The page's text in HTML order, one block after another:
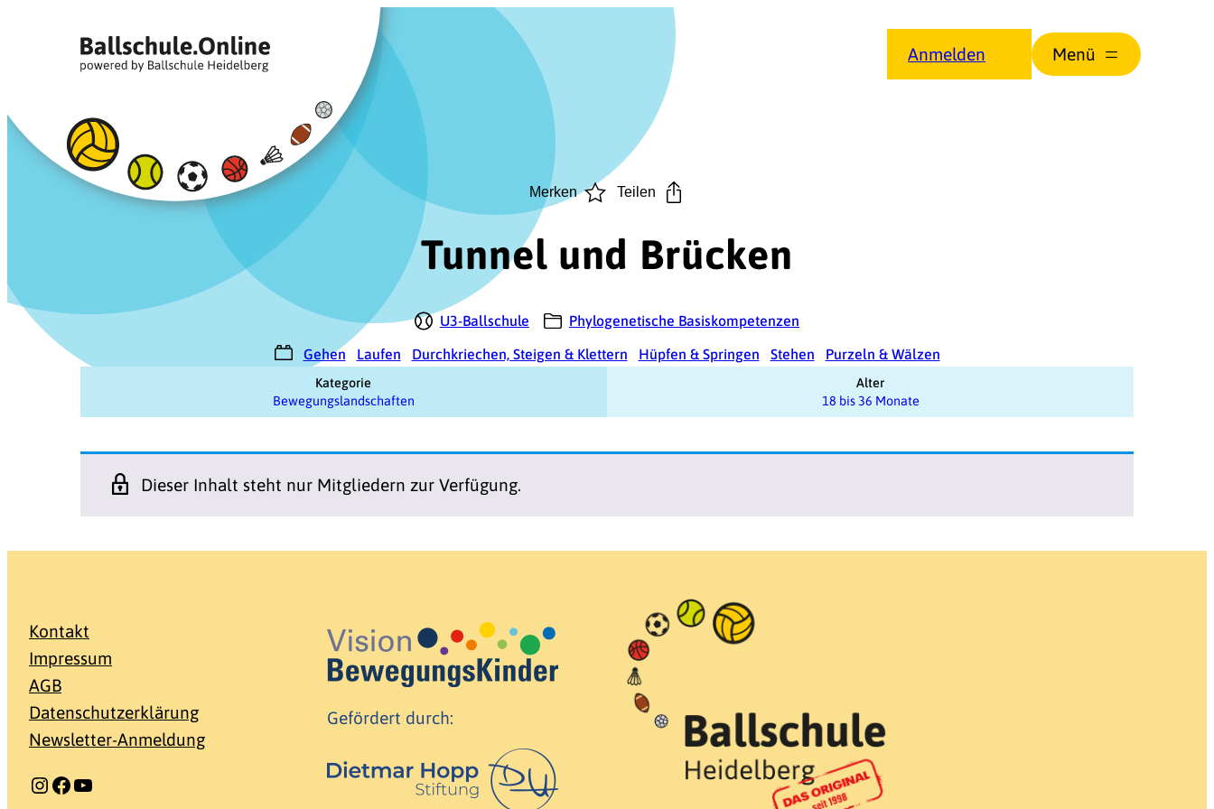
Anmelden
Merken Teilen
Tunnel und Brücken
U3-Ballschule Phylogenetische Basiskompetenzen
Gehen Laufen Durchkriechen, Steigen & Klettern Hüpfen & Springen Stehen Purzeln & Wälzen
Kategorie
Bewegungslandschaften
Alter
18 bis 36 Monate
Dieser Inhalt steht nur Mitgliedern zur Verfügung.
Kontakt
Impressum
AGB
Datenschutzerklärung
Newsletter-Anmeldung
Instagram Facebook YouTube
Gefördert durch: